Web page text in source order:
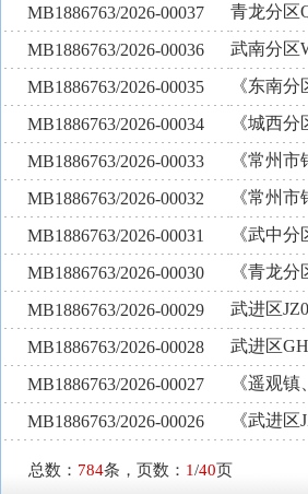
MB1886763/2026-00037 青龙分区
MB1886763/2026-00036 武南分区
MB1886763/2026-00035 《东南
MB1886763/2026-00034 《城西
MB1886763/2026-00033 《常州
MB1886763/2026-00032 《常州
MB1886763/2026-00031 《武中
MB1886763/2026-00030 《青龙
MB1886763/2026-00029 武进区
MB1886763/2026-00028 武进区
MB1886763/2026-00027 《遥观
MB1886763/2026-00026 《武进
总数： 784条，页数： 1/40页